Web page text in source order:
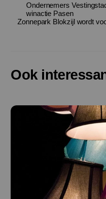
Ondernemers
winactie Pasen
Zonnepark Blokzijl wordt
Ook